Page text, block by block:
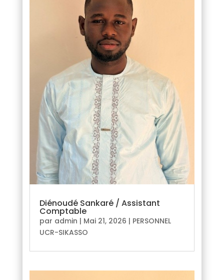
Diénoudé Sankaré / Assistant
Comptable
par admin | Mai 21, 2026 | PERSONNEL
UCR-SIKASSO